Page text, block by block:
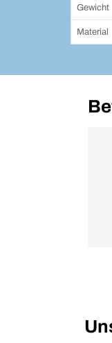
Gewicht
Material